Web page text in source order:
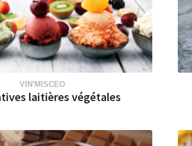
VIN'MISCEO
laitières végétales